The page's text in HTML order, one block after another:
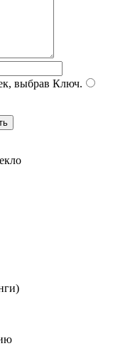
выбрав Ключ.